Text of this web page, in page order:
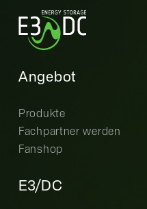
Angebot
Produkte
Fachpartner werden
Fanshop
E3/DC